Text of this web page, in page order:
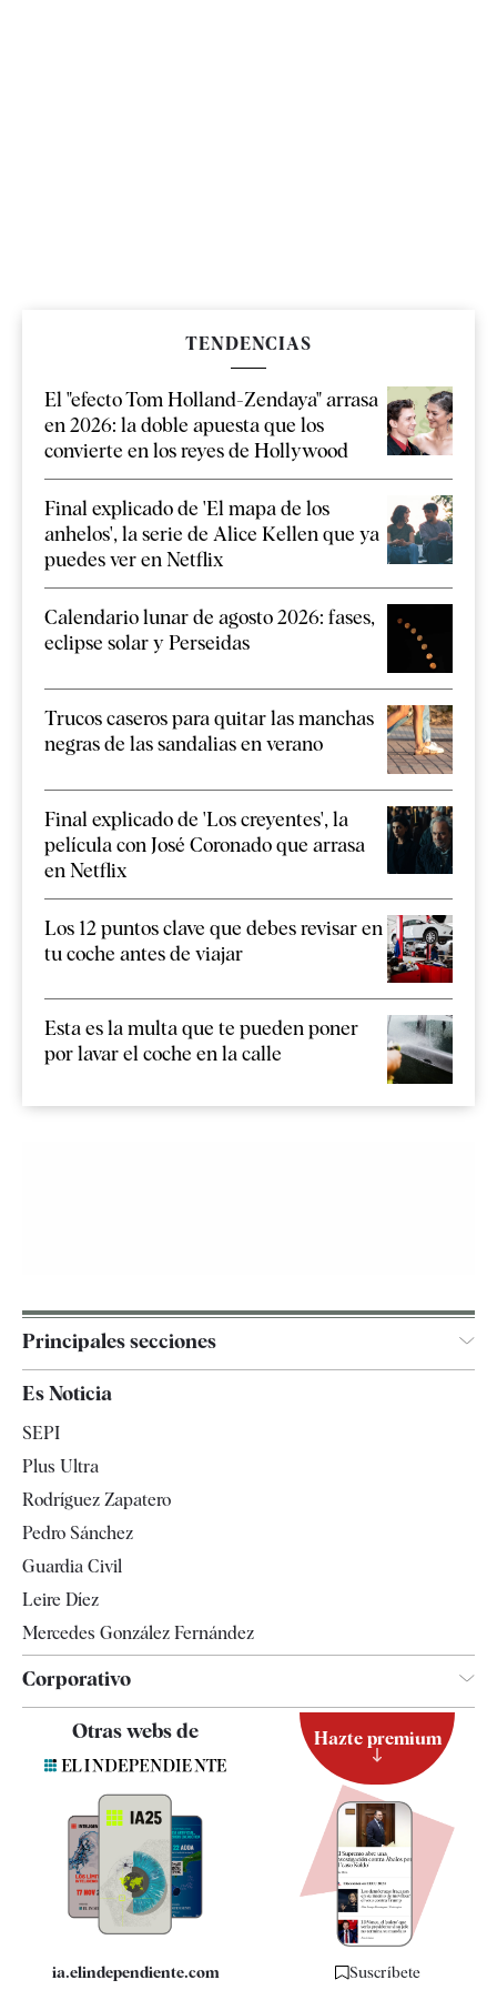
TENDENCIAS
El "efecto Tom Holland-Zendaya" arrasa
en 2026: la doble apuesta que los
convierte en los reyes de Hollywood
Final explicado de 'El mapa de los
anhelos', la serie de Alice Kellen que ya
puedes ver en Netflix
Calendario lunar de agosto 2026: fases,
eclipse solar y Perseidas
Trucos caseros para quitar las manchas
negras de las sandalias en verano
Final explicado de 'Los creyentes', la
película con José Coronado que arrasa
en Netflix
Los 12 puntos clave que debes revisar en
tu coche antes de viajar
Esta es la multa que te pueden poner
por lavar el coche en la calle
Principales secciones
Televisión
Es Noticia
SEPI
Plus Ultra
Rodríguez Zapatero
Pedro Sánchez
Guardia Civil
Leire Díez
Mercedes González Fernández
Corporativo
Quiénes somos
Especificaciones
Otras webs de
ia.elindependiente.com
Hazte premium
Suscríbete